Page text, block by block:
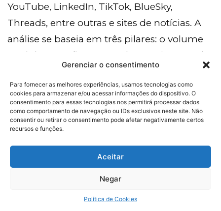
Gerenciar o consentimento
Para fornecer as melhores experiências, usamos tecnologias como
cookies para armazenar e/ou acessar informações do dispositivo. O
consentimento para essas tecnologias nos permitirá processar dados
como comportamento de navegação ou IDs exclusivos neste site. Não
consentir ou retirar o consentimento pode afetar negativamente certos
recursos e funções.
Aceitar
Negar
Política de Cookies
YouTube, LinkedIn, TikTok, BlueSky,
Threads, entre outras e sites de notícias. A
análise se baseia em três pilares: o volume
total de menções, a taxa de crescimento do
tópico e a relevância do evento gerador
para o mercado e a sociedade.
Marina Siqueira | Diretora de